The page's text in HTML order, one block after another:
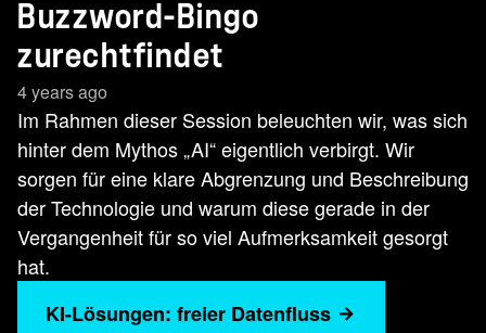
Buzzword-Bingo
zurechtfindet
4 years ago
Im Rahmen dieser Session beleuchten wir, was sich
hinter dem Mythos „AI“ eigentlich verbirgt. Wir
sorgen für eine klare Abgrenzung und Beschreibung
der Technologie und warum diese gerade in der
Vergangenheit für so viel Aufmerksamkeit gesorgt
hat.
KI-Lösungen: freier Datenfluss